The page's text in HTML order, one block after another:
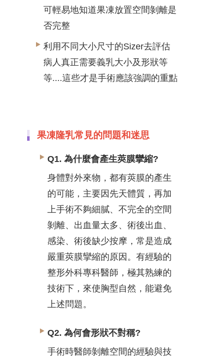
可輕易地知道果凍放置空間剝離是
否完整
利用不同大小尺寸的Sizer去評估
病人真正需要義乳大小及形狀等
等....這些才是手術應該強調的重點
果凍隆乳常見的問題和迷思
Q1. 為什麼會產生莢膜攣縮?
身體對外來物，都有莢膜的產生
的可能，主要因先天體質，再加
上手術不夠細膩、不完全的空間
剝離、出血量太多、術後出血、
感染、術後缺少按摩，常是造成
嚴重莢膜攣縮的原因。有經驗的
整形外科專科醫師，極其熟練的
技術下，來使胸型自然，能避免
上述問題。
Q2. 為何會形狀不對稱?
手術時醫師剝離空間的經驗與技